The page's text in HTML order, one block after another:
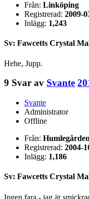
Från: Linköping
Registrerad: 2009-
Inlägg: 1,243
Sv: Fawcetts Crystal
Hehe, Jupp.
9 Svar av Svante
Svante
Administrator
Offline
Från:
Registrerad: 2004-
Inlägg: 1,186
Sv: Fawcetts Crystal
Ingen fara - jag är